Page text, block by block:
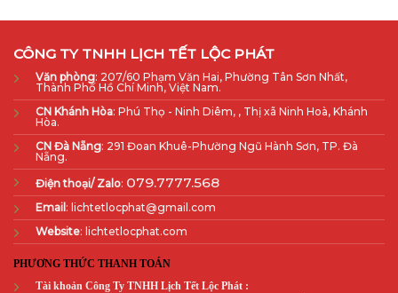
CÔNG TY TNHH LỊCH TẾT LỘC PHÁT
Văn phòng: 207/60 Phạm Văn Hai, Phường Tân Sơn Nhất,
Thành Phố Hồ Chí Minh, Việt Nam.
CN Khánh Hòa: Phú Thọ - Ninh Diêm, , Thị xã Ninh Hoà, Khánh
Hòa.
CN Đà Nẵng: 291 Đoan Khuê-Phường Ngũ Hành Sơn, TP. Đà
Nẵng.
Điện thoại/ Zalo: 079.7777.568
Email : lichtetlocphat@gmail.com
Website: lichtetlocphat.com
PHƯƠNG THỨC THANH TOÁN
Tài khoản Công Ty TNHH Lịch Tết Lộc Phát :